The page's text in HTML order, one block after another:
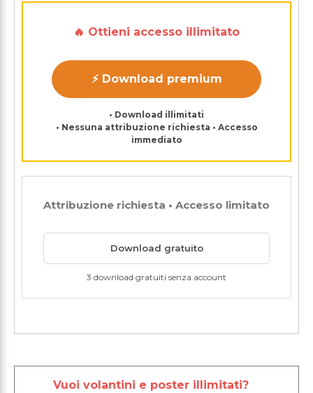
🔥 Ottieni accesso illimitato
⚡ Download premium
• Download illimitati
• Nessuna attribuzione richiesta • Accesso
immediato
Attribuzione richiesta • Accesso limitato
Download gratuito
3 download gratuiti senza account
Vuoi volantini e poster illimitati?